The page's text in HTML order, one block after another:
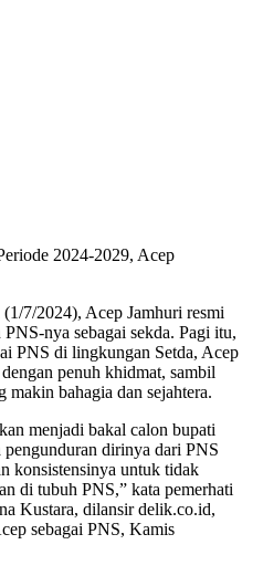
2024-2029, Acep
7/2024), Acep Jamhuri resmi
nya sebagai sekda. Pagi itu,
PNS di lingkungan Setda, Acep
penuh khidmat, sambil
bahagia dan sejahtera.
menjadi bakal calon bupati
dirinya dari PNS
konsistensinya untuk tidak
di tubuh PNS,” kata pemerhati
Kustara, dilansir delik.co.id,
sebagai PNS, Kamis